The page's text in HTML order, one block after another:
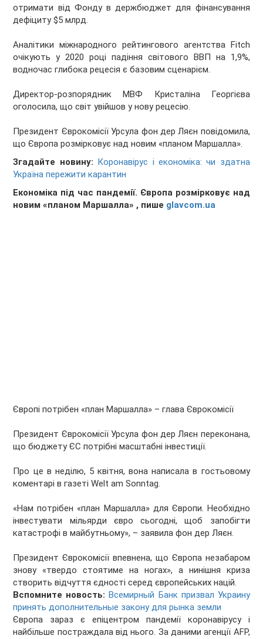
отримати від Фонду в держбюджет для фінансування
дефіциту $5 млрд.
Аналітики міжнародного рейтингового агентства Fitch
очікують у 2020 році падіння світового ВВП на 1,9%,
водночас глибока рецесія є базовим сценарієм.
Директор-розпорядник МВФ Кристаліна Георгієва
оголосила, що світ увійшов у нову рецесію.
Президент Єврокомісії Урсула фон дер Ляєн повідомила,
що Європа розмірковує над новим «планом Маршалла».
Згадайте новину: Коронавірус і економіка: чи здатна
Україна пережити карантин
Економіка під час пандемії. Європа розмірковує над
новим «планом Маршалла» , пише glavcom.ua
Європі потрібен «план Маршалла» – глава Єврокомісії
Президент Єврокомісії Урсула фон дер Ляєн переконана,
що бюджету ЄС потрібні масштабні інвестиції.
Про це в неділю, 5 квітня, вона написала в гостьовому
коментарі в газеті Welt am Sonntag.
«Нам потрібен «план Маршалла» для Європи. Необхідно
інвестувати мільярди євро сьогодні, щоб запобігти
катастрофі в майбутньому», – заявила фон дер Ляєн.
Президент Єврокомісії впевнена, що Європа незабаром
знову «твердо стоятиме на ногах», а нинішня криза
створить відчуття єдності серед європейських націй.
Вспомните новость:Всемирный Банк призвал Украину
принять дополнительные закону для рынка земли
Європа зараз є епіцентром пандемії коронавірусу і
найбільше постраждала від нього. За даними агенції AFP,